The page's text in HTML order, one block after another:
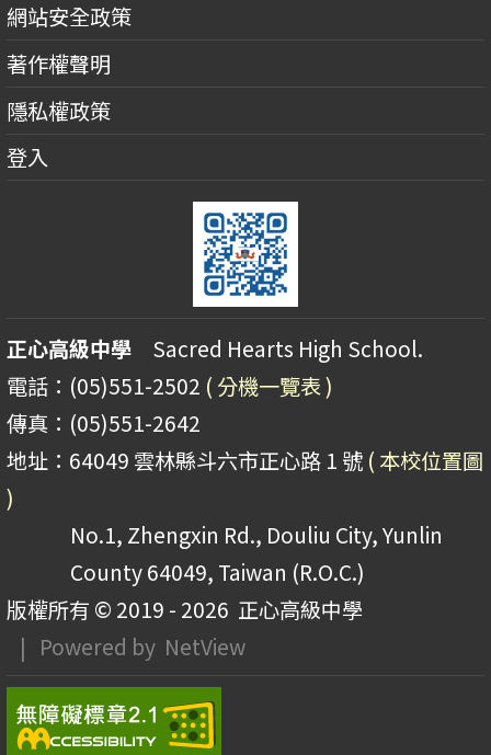
網站安全政策
著作權聲明
隱私權政策
登入
正心高級中學 Sacred Hearts High School.
電話：(05)551-2502 ( 分機一覽表 )
傳真：(05)551-2642
地址：64049 雲林縣斗六市正心路 1 號 ( 本校位置圖
)
No.1, Zhengxin Rd., Douliu City, Yunlin
County 64049, Taiwan (R.O.C.)
版權所有 © 2019 - 2026 正心高級中學
| Powered by NetView